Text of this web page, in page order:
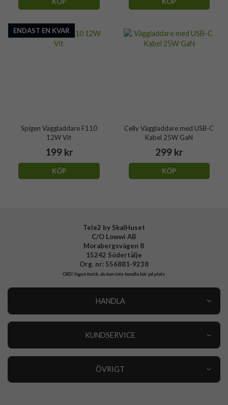
KÖP KÖP
ENDAST EN KVAR
Spigen Väggladdare F110
12W Vit
199 kr
KÖP
Celly Väggladdare med USB-C
Kabel 25W GaN
299 kr
KÖP
Tele2 by SkalHuset
C/O Lowwi AB
Morabergsvägen 8
15242 Södertälje
Org. nr: 556881-9238
OBS!Ingen butik, du kan inte handla här på plats
HANDLA
KUNDSERVICE
ÖVRIGT